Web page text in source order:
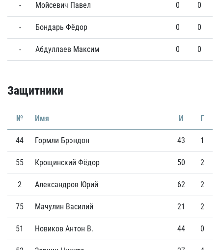
- Мойсевич Павел 0 0
- Бондарь Фёдор 0 0
- Абдуллаев Максим 0 0
Защитники
№ Имя И Г
44 Гормли Брэндон 43 1
55 Крощинский Фёдор 50 2
2 Александров Юрий 62 2
75 Мачулин Василий 21 2
51 Новиков Антон В. 44 0